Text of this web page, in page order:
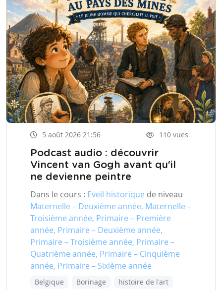
5 août 2026 21:56 110 vues
Podcast audio : découvrir
Vincent van Gogh avant qu'il
ne devienne peintre
Dans le cours : Eveil historique de niveau
Maternelle – Deuxième année, Maternelle –
Troisième année, Primaire – Première
année, Primaire – Deuxième année,
Primaire – Troisième année, Primaire –
Quatrième année, Primaire – Cinquième
année, Primaire – Sixième année
Belgique Borinage
histoire de l'art